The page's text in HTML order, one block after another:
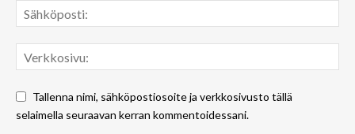
Tallenna nimi, sähköpostiosoite ja verkkosivusto tällä
selaimella seuraavan kerran kommentoidessani.